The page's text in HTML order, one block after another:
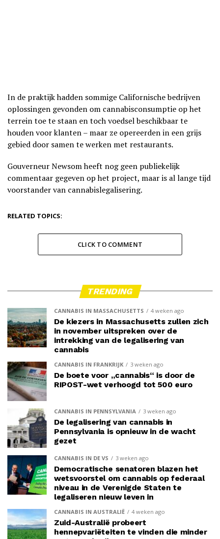
In de praktijk hadden sommige Californische bedrijven
oplossingen gevonden om cannabisconsumptie op het
terrein toe te staan en toch voedsel beschikbaar te
houden voor klanten – maar ze opereerden in een grijs
gebied door samen te werken met restaurants.
Gouverneur Newsom heeft nog geen publiekelijk
commentaar gegeven op het project, maar is al lange tijd
voorstander van cannabislegalisering.
RELATED TOPICS:
CLICK TO COMMENT
TRENDING
CANNABIS IN MASSACHUSETTS 4 weken ago
De kiezers in Massachusetts zullen zich
in november uitspreken over de
intrekking van de legalisering van
cannabis
CANNABIS IN FRANKRIJK 3 weken ago
De boete voor „cannabis“ is door de
RIPOST-wet verhoogd tot 500 euro
CANNABIS IN PENNSYLVANIA 3 weken ago
De legalisering van cannabis in
Pennsylvania is opnieuw in de wacht
gezet
CANNABIS IN DE VS 3 weken ago
Democratische senatoren blazen het
wetsvoorstel om cannabis op federaal
niveau in de Verenigde Staten te
legaliseren nieuw leven in
CANNABIS IN AUSTRALIË 4 weken ago
Zuid-Australië probeert
hennepvariëteiten te vinden die minder